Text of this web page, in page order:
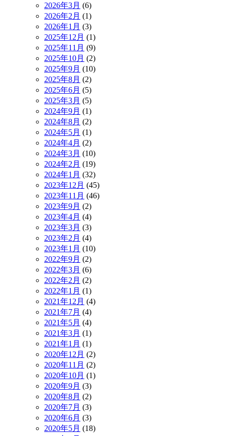
2026年3月 (6)
2026年2月 (1)
2026年1月 (3)
2025年12月 (1)
2025年11月 (9)
2025年10月 (2)
2025年9月 (10)
2025年8月 (2)
2025年6月 (5)
2025年3月 (5)
2024年9月 (1)
2024年8月 (2)
2024年5月 (1)
2024年4月 (2)
2024年3月 (10)
2024年2月 (19)
2024年1月 (32)
2023年12月 (45)
2023年11月 (46)
2023年9月 (2)
2023年4月 (4)
2023年3月 (3)
2023年2月 (4)
2023年1月 (10)
2022年9月 (2)
2022年3月 (6)
2022年2月 (2)
2022年1月 (1)
2021年12月 (4)
2021年7月 (4)
2021年5月 (4)
2021年3月 (1)
2021年1月 (1)
2020年12月 (2)
2020年11月 (2)
2020年10月 (1)
2020年9月 (3)
2020年8月 (2)
2020年7月 (3)
2020年6月 (3)
2020年5月 (18)